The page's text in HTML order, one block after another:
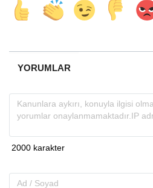
YORUMLAR